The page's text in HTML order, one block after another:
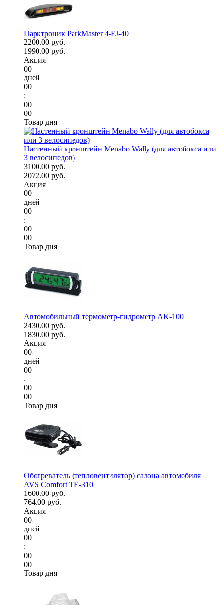
Парктроник ParkMaster 4-FJ-40
2200.00 руб.
1990.00 руб.
Акция
00
дней
00
:
00
00
Товар дня
Настенный кронштейн Menabo Wally (для автобокса или
3 велосипедов)
3100.00 руб.
2072.00 руб.
Акция
00
дней
00
:
00
00
Товар дня
Автомобильный термометр-гидрометр AK-100
2430.00 руб.
1830.00 руб.
Акция
00
дней
00
:
00
00
Товар дня
Обогреватель (тепловентилятор) салона автомобиля
AVS Comfort TE-310
1600.00 руб.
764.00 руб.
Акция
00
дней
00
:
00
00
Товар дня